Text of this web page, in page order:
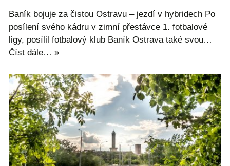
Baník bojuje za čistou Ostravu – jezdí v hybridech Po
posílení svého kádru v zimní přestávce 1. fotbalové
ligy, posílil fotbalový klub Baník Ostrava také svou…
Číst dále… »